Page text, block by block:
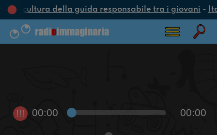
una cultura della guida responsabile tra i giovani-
!!! 00:00 00:00